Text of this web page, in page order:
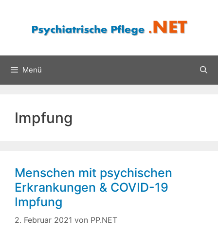
Menü
Impfung
Menschen mit psychischen
Erkrankungen & COVID-19
Impfung
2. Februar 2021 von PP.NET